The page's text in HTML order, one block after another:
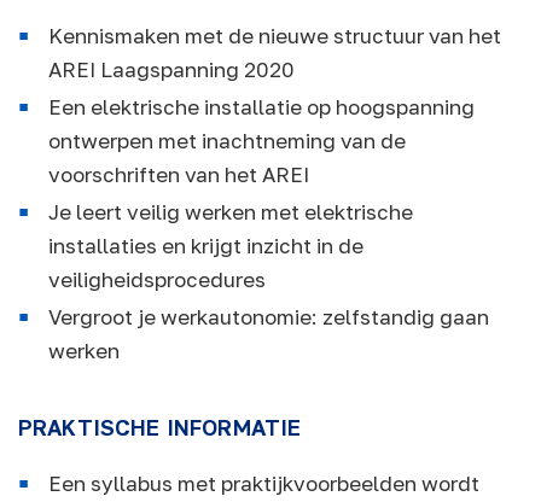
Kennismaken met de nieuwe structuur van het
AREI Laagspanning 2020
Een elektrische installatie op hoogspanning
ontwerpen met inachtneming van de
voorschriften van het AREI
Je leert veilig werken met elektrische
installaties en krijgt inzicht in de
veiligheidsprocedures
Vergroot je werkautonomie: zelfstandig gaan
werken
PRAKTISCHE INFORMATIE
Een syllabus met praktijkvoorbeelden wordt